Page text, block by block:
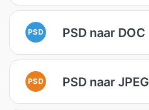
PSD PSD naar DOC
PSD PSD naar JPEG